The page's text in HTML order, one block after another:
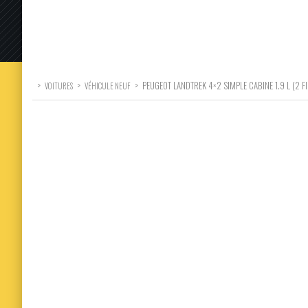
> VOITURES > VÉHICULE NEUF > PEUGEOT LANDTREK 4×2 SIMPLE CABINE 1.9 L (2